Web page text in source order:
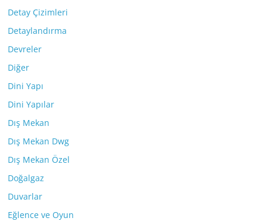
Detay Çizimleri
Detaylandırma
Devreler
Diğer
Dini Yapı
Dini Yapılar
Dış Mekan
Dış Mekan Dwg
Dış Mekan Özel
Doğalgaz
Duvarlar
Eğlence ve Oyun